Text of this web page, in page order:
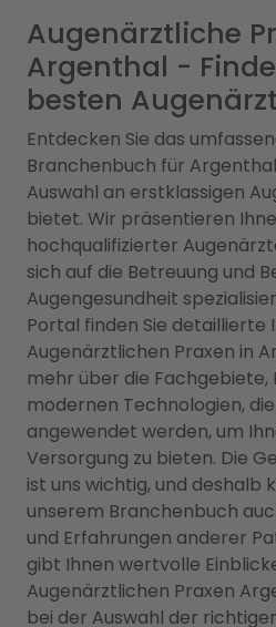
Augenärztliche
Argenthal -
besten
Entdecken Sie das
Branchenbuch für
Auswahl an erstklassigen
bietet. Wir präsentieren
hochqualifizierter
sich auf die Betreuung und
Augengesundheit
Portal finden Sie detaillierte
Augenärztlichen Praxen in
mehr über die Fachgebiete,
modernen Technologien,
angewendet werden, um
Versorgung zu bieten. Die
ist uns wichtig, und deshalb
unserem Branchenbuch
und Erfahrungen anderer
gibt Ihnen wertvolle
Augenärztlichen Praxen
bei der Auswahl der